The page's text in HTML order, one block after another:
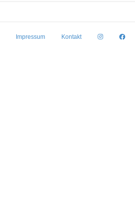
Impressum Kontakt